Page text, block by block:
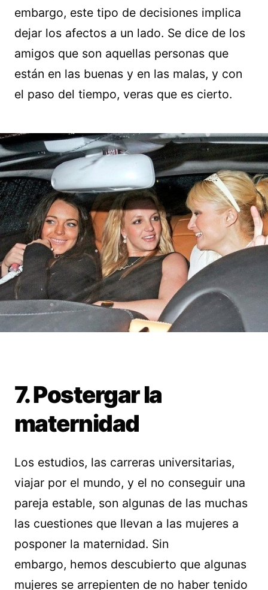
embargo, este tipo de decisiones implica
dejar los afectos a un lado. Se dice de los
amigos que son aquellas personas que
están en las buenas y en las malas, y con
el paso del tiempo, veras que es cierto.
7. Postergar la
maternidad
Los estudios, las carreras universitarias,
viajar por el mundo, y el no conseguir una
pareja estable, son algunas de las muchas
las cuestiones que llevan a las mujeres a
posponer la maternidad. Sin
embargo, hemos descubierto que algunas
mujeres se arrepienten de no haber tenido